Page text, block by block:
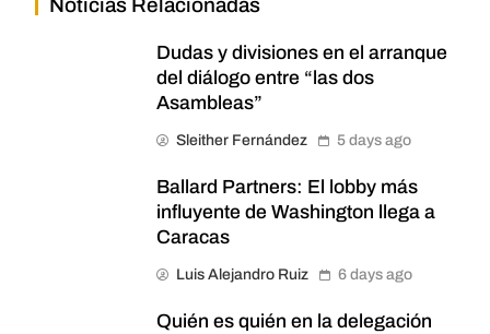
Dudas y divisiones en el arranque
del diálogo entre “las dos
Asambleas”
Sleither Fernández 5 days ago
Ballard Partners: El lobby más
influyente de Washington llega a
Caracas
Luis Alejandro Ruiz 6 days ago
Quién es quién en la delegación